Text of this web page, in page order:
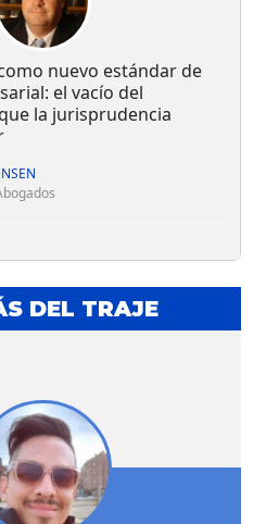
nuevo estándar de
el vacío del
la jurisprudencia
DEL TRAJE